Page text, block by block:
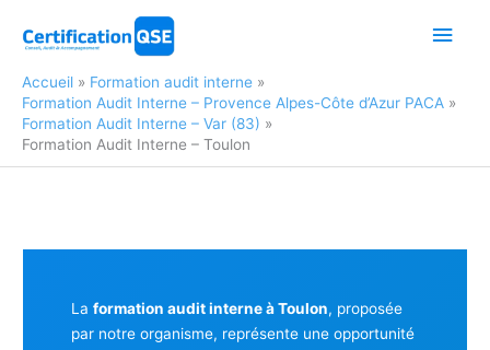
Accueil
Formation audit interne
Formation Audit Interne – Provence Alpes-Côte d’Azur PACA
Formation Audit Interne – Var (83)
Formation Audit Interne – Toulon
La formation audit interne à Toulon, proposée
par notre organisme, représente une opportunité